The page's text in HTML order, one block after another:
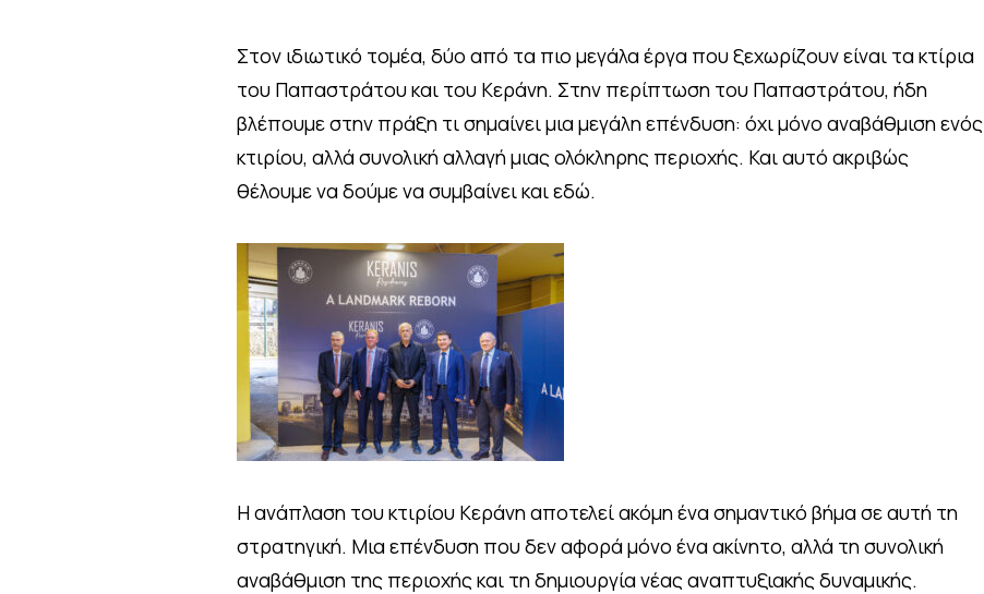
Στον ιδιωτικό τομέα, δύο από τα πιο μεγάλα έργα που ξεχωρίζουν είναι τα κτίρια
του Παπαστράτου και του Κεράνη. Στην περίπτωση του Παπαστράτου, ήδη
βλέπουμε στην πράξη τι σημαίνει μια μεγάλη επένδυση: όχι μόνο αναβάθμιση ενός
κτιρίου, αλλά συνολική αλλαγή μιας ολόκληρης περιοχής. Και αυτό ακριβώς
θέλουμε να δούμε να συμβαίνει και εδώ.
Η ανάπλαση του κτιρίου Κεράνη αποτελεί ακόμη ένα σημαντικό βήμα σε αυτή τη
στρατηγική. Μια επένδυση που δεν αφορά μόνο ένα ακίνητο, αλλά τη συνολική
αναβάθμιση της περιοχής και τη δημιουργία νέας αναπτυξιακής δυναμικής.